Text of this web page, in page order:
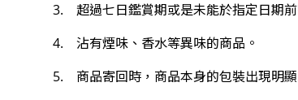
3. 超過七日鑑賞期或是未能於指定日期
4. 沾有煙味、香水等異味的商品。
5. 商品寄回時，商品本身的包裝出現明顯